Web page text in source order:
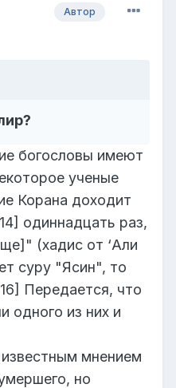
Автор
богословы имеют
ученые
Корана доходит
одиннадцать раз,
(хадис от ‘Али
суру "Ясин", то
Передается, что
одного из них и
мнением
но